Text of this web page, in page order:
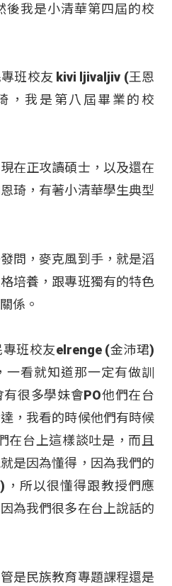
後我是小清華第四屆的校
班校友 kivi ljivaljiv (王恩
，我是第八屆畢業的校
在正攻讀碩士，以及還在
琦，有著小清華學生典型
問，麥克風到手，就是滔
培養，跟專班獨有的特色
係。
班校友elrenge (金沛珺)
看就知道那一定有做訓
很多學妹會PO他們在台
，我看的時候他們有時候
在台上這樣談吐是，而且
是因為懂得，因為我們的
所以很懂得跟教授們應
為我們很多在台上說話的
是民族教育專題課程還是